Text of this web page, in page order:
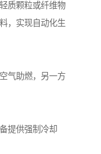
质颗粒或纤维物
，实现自动化生
气助燃，另一方
提供强制冷却